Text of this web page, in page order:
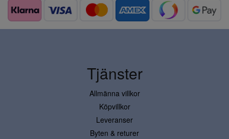
Tjänster
Allmänna villkor
Köpvillkor
Leveranser
Byten & returer